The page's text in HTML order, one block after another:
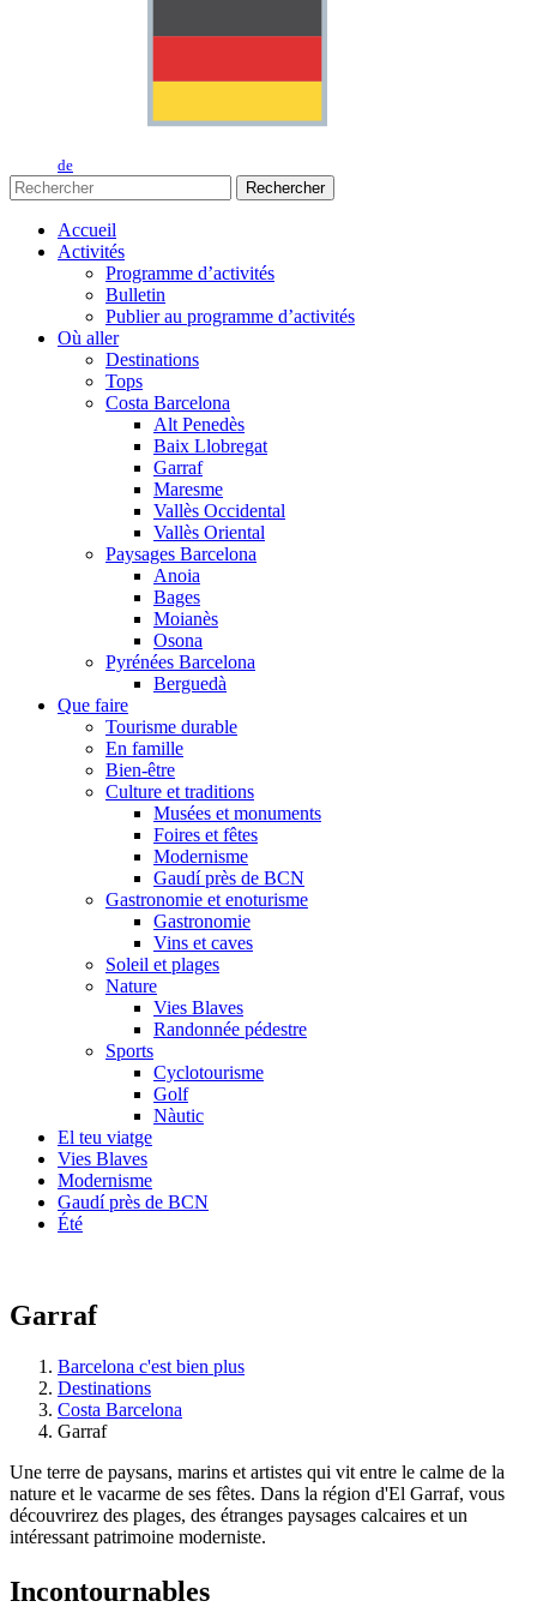
de
Rechercher
Accueil
Activités
Programme d’activités
Bulletin
Publier au programme d’activités
Où aller
Destinations
Tops
Costa Barcelona
Alt Penedès
Baix Llobregat
Garraf
Maresme
Vallès Occidental
Vallès Oriental
Paysages Barcelona
Anoia
Bages
Moianès
Osona
Pyrénées Barcelona
Berguedà
Que faire
Tourisme durable
En famille
Bien-être
Culture et traditions
Musées et monuments
Foires et fêtes
Modernisme
Gaudí près de BCN
Gastronomie et enoturisme
Gastronomie
Vins et caves
Soleil et plages
Nature
Vies Blaves
Randonnée pédestre
Sports
Cyclotourisme
Golf
Nàutic
El teu viatge
Vies Blaves
Modernisme
Gaudí près de BCN
Été
Garraf
Barcelona c'est bien plus
Destinations
Costa Barcelona
Garraf
Une terre de paysans, marins et artistes qui vit entre le calme de la
nature et le vacarme de ses fêtes. Dans la région d'El Garraf, vous
découvrirez des plages, des étranges paysages calcaires et un
intéressant patrimoine moderniste.
Incontournables